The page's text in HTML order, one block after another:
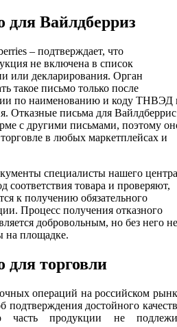
для Вайлдберриз
– подтверждает, что
не включена в список
или декларирования. Орган
такое письмо только после
по наименованию и коду ТНВЭД
Отказные письма для Вайлдберрис
с другими письмами, поэтому
в любых маркетплейсах и
специалисты нашего центра
соответствия товара и проверяют,
к получению обязательного
Процесс получения отказного
добровольным, но без него не
на площадке.
для торговли
операций на российском
подтверждения достойного
часть продукции не